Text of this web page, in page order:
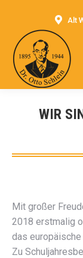
Alt
WIR
Mit großer
2018 erstmalig
das europäische
Zu